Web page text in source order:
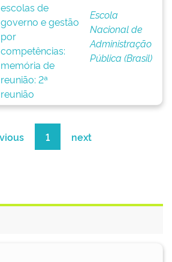
escolas de
governo e gestão
por
competências:
memória de
reunião: 2ª
reunião
Escola
Nacional de
Administração
Pública (Brasil)
1 next